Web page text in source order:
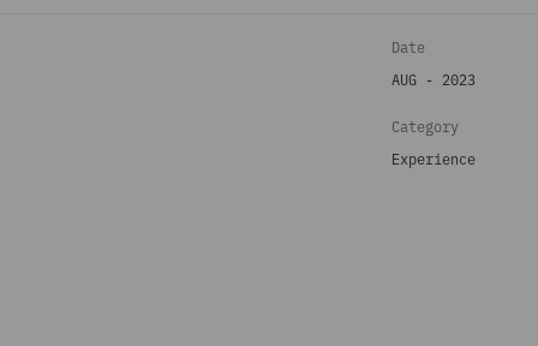
Date
AUG - 2023
Category
Experience